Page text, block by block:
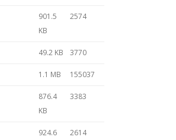
901.5
KB
2574
49.2 KB 3770
1.1 MB 155037
876.4
KB
3383
924.6
2614